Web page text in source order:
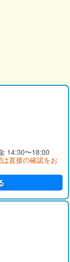
14:30〜18:00
直接の確認をお